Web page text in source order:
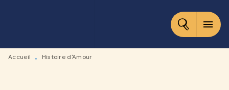
CONTENU
menu
Accueil • Histoire d'Amour